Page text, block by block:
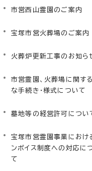
市営西山霊園のご案内
宝塚市営火葬場のご案内
火葬炉更新工事のお知ら
市営霊園、火葬場に関す
な手続き・様式について
墓地等の経営許可につい
宝塚市営霊園事業におけ
ンボイス制度への対応に
て